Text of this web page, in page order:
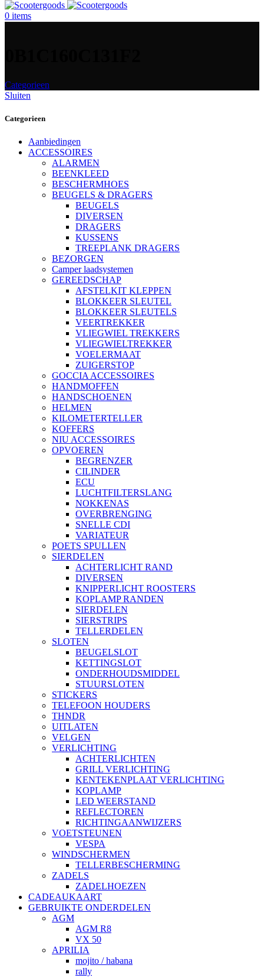
0 items
Categorieen
Sluiten
Categorieen
Aanbiedingen
ACCESSOIRES
ALARMEN
BEENKLEED
BESCHERMHOES
BEUGELS & DRAGERS
BEUGELS
DIVERSEN
DRAGERS
KUSSENS
TREEPLANK DRAGERS
BEZORGEN
Camper laadsystemen
GEREEDSCHAP
AFSTELKIT KLEPPEN
BLOKKEER SLEUTEL
BLOKKEER SLEUTELS
VEERTREKKER
VLIEGWIEL TREKKERS
VLIEGWIELTREKKER
VOELERMAAT
ZUIGERSTOP
GOCCIA ACCESSOIRES
HANDMOFFEN
HANDSCHOENEN
HELMEN
KILOMETERTELLER
KOFFERS
NIU ACCESSOIRES
OPVOEREN
BEGRENZER
CILINDER
ECU
LUCHTFILTERSLANG
NOKKENAS
OVERBRENGING
SNELLE CDI
VARIATEUR
POETS SPULLEN
SIERDELEN
ACHTERLICHT RAND
DIVERSEN
KNIPPERLICHT ROOSTERS
KOPLAMP RANDEN
SIERDELEN
SIERSTRIPS
TELLERDELEN
SLOTEN
BEUGELSLOT
KETTINGSLOT
ONDERHOUDSMIDDEL
STUURSLOTEN
STICKERS
TELEFOON HOUDERS
THNDR
UITLATEN
VELGEN
VERLICHTING
ACHTERLICHTEN
GRILL VERLICHTING
KENTEKENPLAAT VERLICHTING
KOPLAMP
LED WEERSTAND
REFLECTOREN
RICHTINGAANWIJZERS
VOETSTEUNEN
VESPA
WINDSCHERMEN
TELLERBESCHERMING
ZADELS
ZADELHOEZEN
CADEAUKAART
GEBRUIKTE ONDERDELEN
AGM
AGM R8
VX 50
APRILIA
mojito / habana
rally